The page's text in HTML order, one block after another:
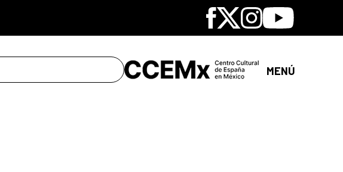
Facebook
X Instagram
Youtube
MENÚ